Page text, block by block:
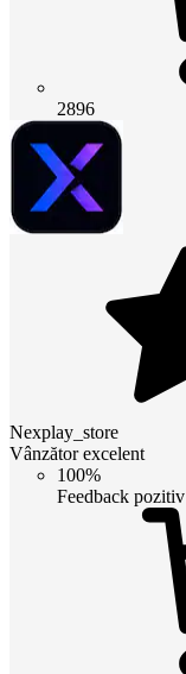
2896
Nexplay_store
Vânzător excelent
100%
Feedback pozitiv